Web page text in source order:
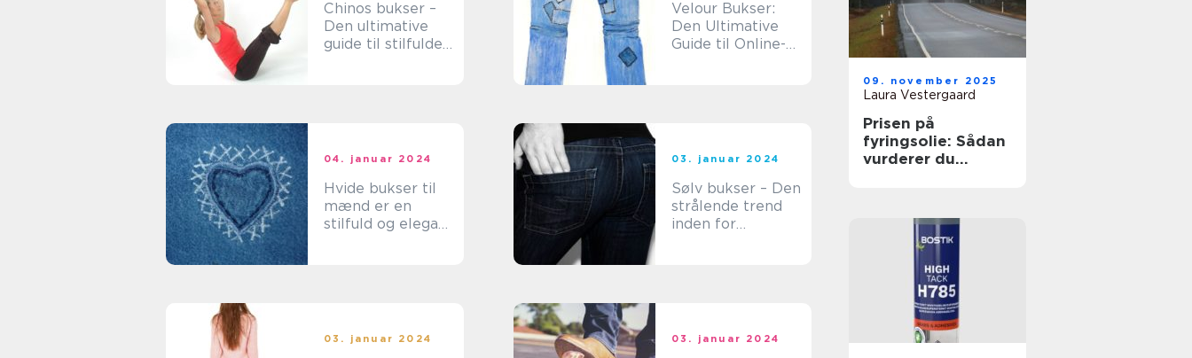
Chinos bukser –
Den ultimative
guide til stilfulde
Velour Bukser:
Den Ultimative
Guide til Online-
04. januar 2024
Hvide bukser til
mænd er en
stilfuld og elegant
03. januar 2024
Sølv bukser – Den
strålende trend
inden for
03. januar 2024 03. januar 2024
09. november 2025
Laura Vestergaard
Prisen på
fyringsolie: Sådan
vurderer du